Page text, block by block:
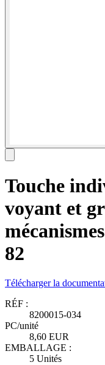
Touche
voyant et
82
Télécharger la
RÉF :
8200015-034
PC/unité
8,60 EUR
EMBALLAGE :
5 Unités